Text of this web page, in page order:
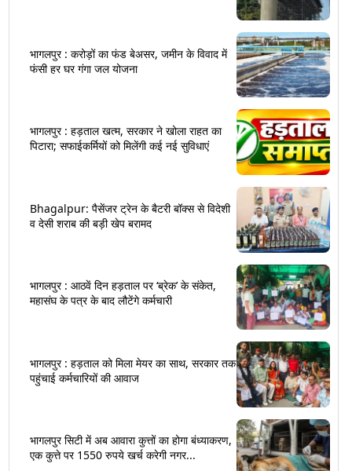
भागलपुर : करोड़ों का फंड बेअसर, जमीन के विवाद में
फंसी हर घर गंगा जल योजना
भागलपुर : हड़ताल खत्म, सरकार ने खोला राहत का
पिटारा; सफाईकर्मियों को मिलेंगी कई नई सुविधाएं
Bhagalpur: पैसेंजर ट्रेन के बैटरी बॉक्स से विदेशी
व देसी शराब की बड़ी खेप बरामद
भागलपुर : आठवें दिन हड़ताल पर ‘ब्रेक’ के संकेत,
महासंघ के पत्र के बाद लौटेंगे कर्मचारी
भागलपुर : हड़ताल को मिला मेयर का साथ, सरकार तक
पहुंचाई कर्मचारियों की आवाज
भागलपुर सिटी में अब आवारा कुत्तों का होगा बंध्याकरण,
एक कुत्ते पर 1550 रुपये खर्च करेगी नगर...